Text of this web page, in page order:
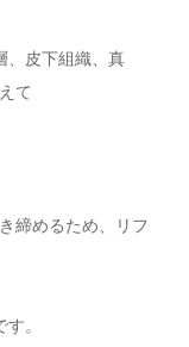
、皮下組織、真
て
締めるため、リフ
。